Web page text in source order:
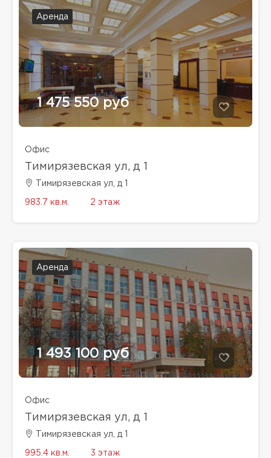
Аренда
1 475 550 руб
Офис
Тимирязевская ул, д 1
Тимирязевская ул, д 1
983.7 кв.м. 2 этаж
Аренда
1 493 100 руб
Офис
Тимирязевская ул, д 1
Тимирязевская ул, д 1
995.4 кв.м. 3 этаж